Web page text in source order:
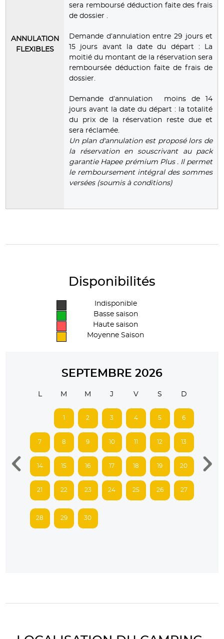
ANNULATION
FLEXIBLES
sera remboursé déduction faite des frais
de dossier .
Demande d’annulation entre 29 jours et
15 jours avant la date du départ : La
moitié du montant de la réservation sera
remboursée déduction faite de frais de
dossier.
Demande d’annulation moins de 14
jours avant la date du départ : la totalité
du prix de la réservation reste due et
sera réclamée.
Un plan d'annulation est proposé lors de
la réservation en souscrivant au pack
garantie Hapee prémium Plus . Il permet
le remboursement intégral des sommes
versées (soumis à conditions)
Disponibilités
Indisponible
Basse saison
Haute saison
Moyenne Saison
SEPTEMBRE 2026
M M J V S D
1 2 3 4 5 6
7 8 9 10 11 12 13
14 15 16 17 18 19 20
21 22 23 24 25 26 27
28 29 30